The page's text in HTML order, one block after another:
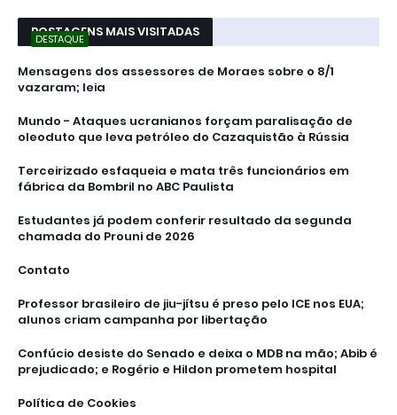
POSTAGENS MAIS VISITADAS
DESTAQUE
Mensagens dos assessores de Moraes sobre o 8/1
vazaram; leia
Mundo - Ataques ucranianos forçam paralisação de
oleoduto que leva petróleo do Cazaquistão à Rússia
Terceirizado esfaqueia e mata três funcionários em
fábrica da Bombril no ABC Paulista
Estudantes já podem conferir resultado da segunda
chamada do Prouni de 2026
Contato
Professor brasileiro de jiu-jítsu é preso pelo ICE nos EUA;
alunos criam campanha por libertação
Confúcio desiste do Senado e deixa o MDB na mão; Abib é
prejudicado; e Rogério e Hildon prometem hospital
Política de Cookies